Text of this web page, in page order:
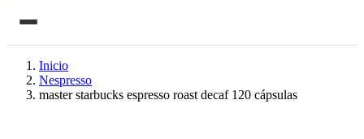
Inicio
Nespresso
master starbucks espresso roast decaf 120 cápsulas